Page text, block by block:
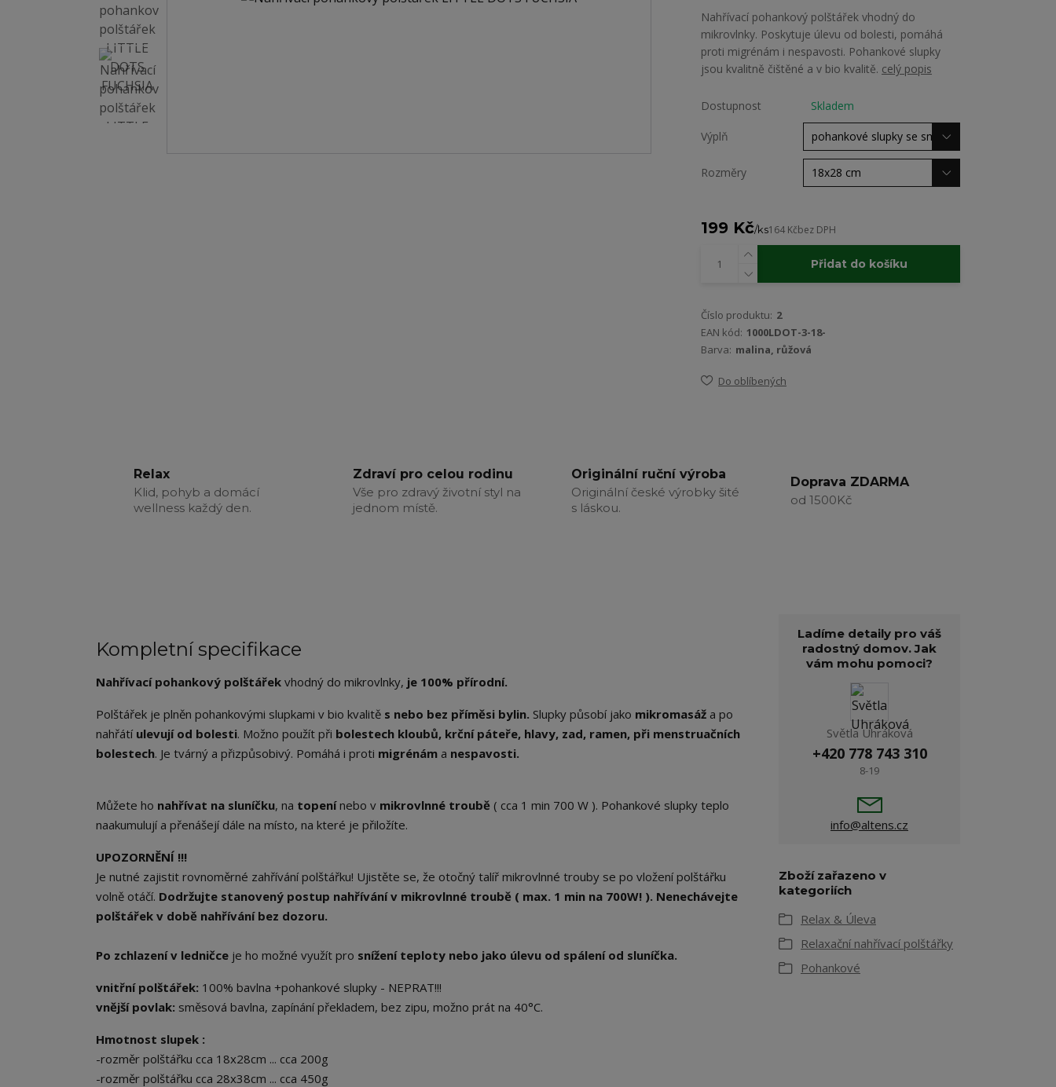
Nahřívací pohankový polštářek vhodný do
mikrovlnky. Poskytuje úlevu od bolesti, pomáhá
proti migrénám i nespavosti. Pohankové slupky
jsou kvalitně čištěné a v bio kvalitě. celý popis
Dostupnost Skladem
Výplň
Rozměry
199 Kč/ks164 Kčbez DPH
Přidat do košíku
Číslo produktu: 2
EAN kód: 1000LDOT-3-18-
Barva: malina, růžová
Do oblíbených
Relax
Klid, pohyb a domácí
wellness každý den.
Zdraví pro celou rodinu
Vše pro zdravý životní styl na
jednom místě.
Originální ruční výroba
Originální české výrobky šité
s láskou.
Doprava ZDARMA
od 1500Kč
Kompletní specifikace
Nahřívací pohankový polštářek vhodný do mikrovlnky, je 100% přírodní.
Polštářek je plněn pohankovými slupkami v bio kvalitě s nebo bez příměsi bylin. Slupky působí jako mikromasáž a po
nahřátí ulevují od bolesti. Možno použít při bolestech kloubů, krční páteře, hlavy, zad, ramen, při menstruačních
bolestech. Je tvárný a přizpůsobivý. Pomáhá i proti migrénám a nespavosti.
Můžete ho nahřívat na sluníčku, na topenínebo v mikrovlnné troubě ( cca 1 min 700 W ). Pohankové slupky teplo
naakumulují a přenášejí dále na místo, na které je přiložíte.
UPOZORNĚNÍ !!!
Je nutné zajistit rovnoměrné zahřívání polštářku! Ujistěte se, že otočný talíř mikrovlnné trouby se po vložení polštářku
volně otáčí. Dodržujte stanovený postup nahřívání v mikrovlnné troubě ( max. 1 min na 700W! ). Nenechávejte
polštářek v době nahřívání bez dozoru.
Po zchlazení v ledničce je ho možné využít pro snížení teploty nebo jako úlevu od spálení od sluníčka.
vnitřní polštářek: 100% bavlna +pohankové slupky - NEPRAT!!!
vnější povlak: směsová bavlna, zapínání překladem, bez zipu, možno prát na 40°C.
Hmotnost slupek :
-rozměr polštářku cca 18x28cm ... cca 200g
-rozměr polštářku cca 28x38cm ... cca 450g
Ladíme detaily pro váš
radostný domov. Jak
vám mohu pomoci?
Světla Uhráková
+420 778 743 310
8-19
info@altens.cz
Zboží zařazeno v
kategoriích
Relax & Úleva
Relaxační nahřívací polštářky
Pohankové